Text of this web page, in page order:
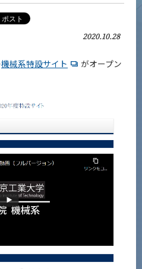
2020.10.28
機械系特設サイト
がオープン